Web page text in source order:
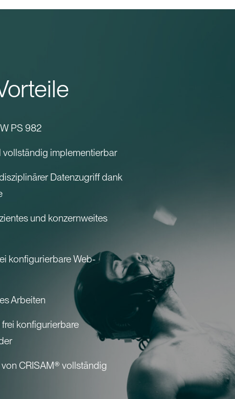
PS 982
vollständig implementierbar
Datenzugriff dank
und konzernweites
konfigurierbare Web-
Arbeiten
konfigurierbare
CRISAM® vollständig